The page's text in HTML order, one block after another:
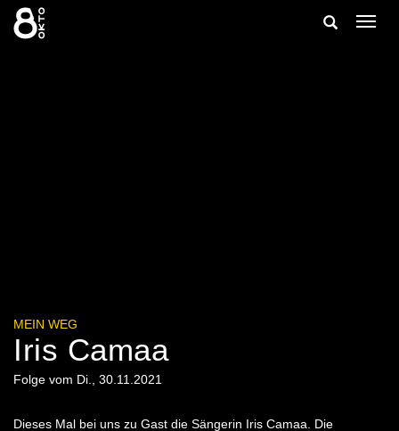
Zum
Inhalt
springen
Suche
MEIN WEG
Iris Camaa
Folge vom Di., 30.11.2021
Dieses Mal bei uns zu Gast die Sängerin Iris Camaa. Die